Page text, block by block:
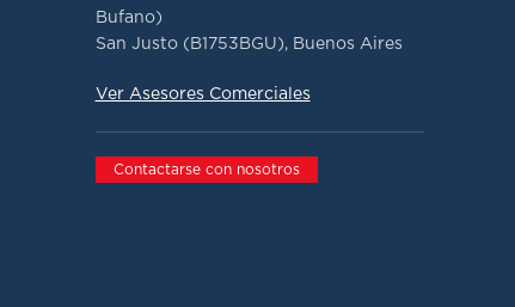
Bufano)
San Justo (B1753BGU), Buenos Aires
Ver Asesores Comerciales
Contactarse con nosotros